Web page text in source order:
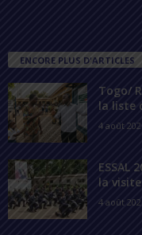
ENCORE PLUS D'ARTICLES
Togo/
la liste
4 août
ESSAL
la
4 août